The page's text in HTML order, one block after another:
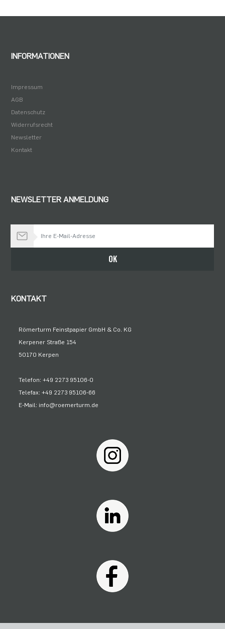
INFORMATIONEN
Impressum
AGB
Datenschutz
Widerrufsrecht
Newsletter
Kontakt
NEWSLETTER ANMELDUNG
OK
KONTAKT
Römerturm Feinstpapier GmbH & Co. KG
Kerpener Straße 154
50170 Kerpen
Telefon: +49 2273 95106-0
Telefax: +49 2273 95106-66
E-Mail: info@roemerturm.de